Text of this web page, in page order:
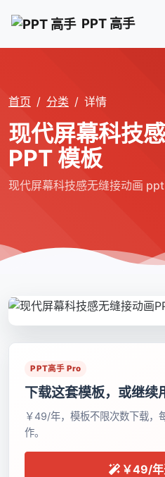
PPT 高手
首页 分类 详情
现代屏幕科技
PPT 模板
现代屏幕科技感无缝接动画 ppt
PPT高手 Pro
下载这套模板，或继续
￥49/年，模板不限次数下载，
作。
￥49/